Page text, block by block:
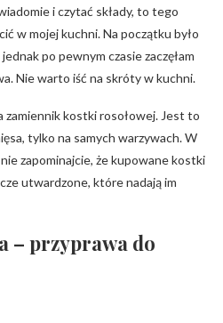
i czytać składy, to tego
w mojej kuchni. Na początku było
po pewnym czasie zaczęłam
Nie warto iść na skróty w kuchni.
zamiennik kostki rosołowej. Jest to
tylko na samych warzywach. W
zapominajcie, że kupowane kostki
utwardzone, które nadają im
– przyprawa do